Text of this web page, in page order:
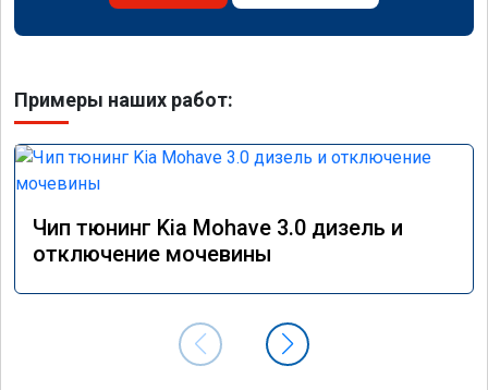
Примеры наших работ:
Чип тюнинг Kia Mohave 3.0 дизель и
отключение мочевины